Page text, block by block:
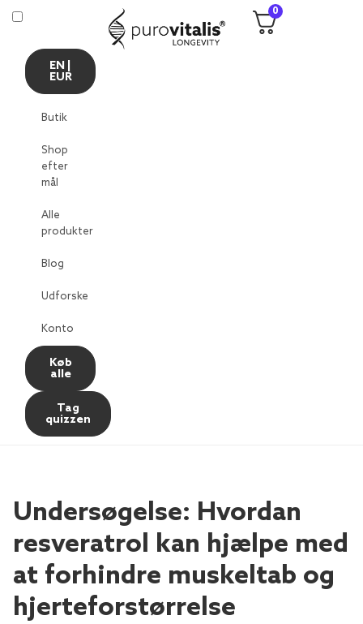
EN |
EUR
Butik
Shop
efter
mål
Alle
produkter
Blog
Udforske
Konto
Køb
alle
Tag
quizzen
0
Undersøgelse: Hvordan
resveratrol kan hjælpe med
at forhindre muskeltab og
hjerteforstørrelse